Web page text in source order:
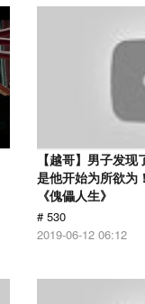
【越哥】男子发
是他开始为所欲为
《傀儡人生》
# 530
2019-06-12 06:12